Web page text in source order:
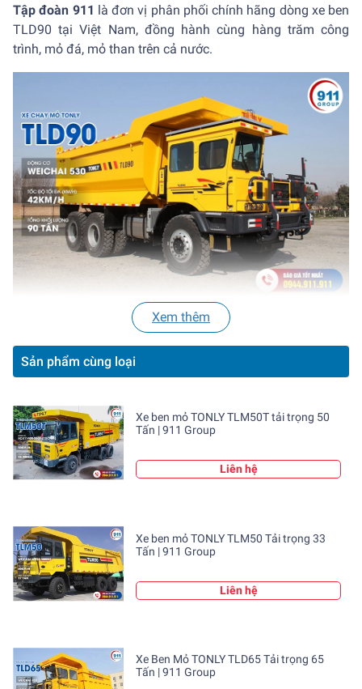
Tập đoàn 911 là đơn vị phân phối chính hãng dòng xe ben
TLD90 tại Việt Nam, đồng hành cùng hàng trăm công
trình, mỏ đá, mỏ than trên cả nước.
(Xe ben mỏ TONLY TLD90 Tải trọng 90 Tấn | 911 Group)
I, Thông số kỹ thuật
- Nước sản xuất: Trung Quốc
- Model xe: Tonly TLD90
- Hộp số xe: Khai thác hộp số tự động
- Tốc độ tối đa (km/h): 42km/h
- Dung tích thùng nhiên liệu 500 – 600 lít
- Tổng khối lượng: 90 tấn
Xem thêm
Sản phẩm cùng loại
Xe ben mỏ TONLY TLM50T tải trọng 50
Tấn | 911 Group
Liên hệ
Xe ben mỏ TONLY TLM50 Tải trọng 33
Tấn | 911 Group
Liên hệ
Xe Ben Mỏ TONLY TLD65 Tải trọng 65
Tấn | 911 Group